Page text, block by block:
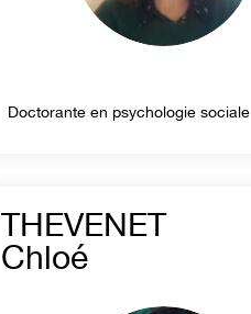
Doctorante en psychologie sociale
THEVENET
Chloé